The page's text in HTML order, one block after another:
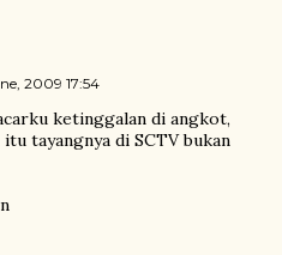
2009 17:54
ketinggalan di angkot,
tayangnya di SCTV bukan